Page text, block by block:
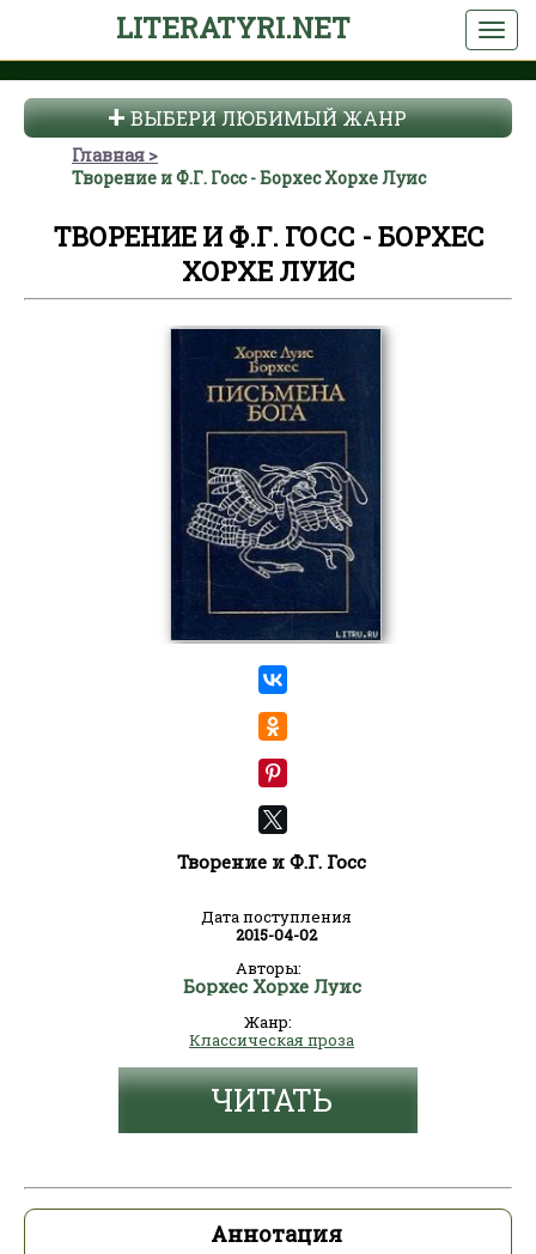
LITERATYRI.NET
ВЫБЕРИ ЛЮБИМЫЙ ЖАНР
Главная
Творение и Ф.Г. Госс - Борхес Хорхе Луис
ТВОРЕНИЕ И Ф.Г. ГОСС - БОРХЕС
ХОРХЕ ЛУИС
Творение и Ф.Г. Госс
Дата поступления
2015-04-02
Авторы:
Борхес Хорхе Луис
Жанр:
Классическая проза
ЧИТАТЬ
Аннотация